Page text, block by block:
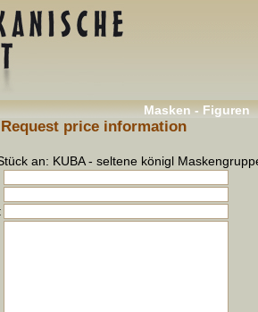
Masken - Figuren
price information
an: KUBA - seltene königl